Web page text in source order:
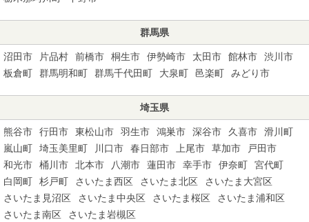
群馬県
沼田市 片品村 前橋市 桐生市 伊勢崎市 太田市 館林市
渋川市
板倉町
群馬明和町 群馬千代田町 大泉町 邑楽町 みどり市
埼玉県
熊谷市 行田市 東松山市 羽生市 鴻巣市 深谷市 久喜市
滑川町
嵐山町
埼玉美里町 川口市 春日部市 上尾市 草加市
戸田市
和光市
桶川市 北本市 八潮市 蓮田市 幸手市 伊奈町
宮代町
白岡町
杉戸町 さいたま西区 さいたま北区
さいたま大宮区
さいたま見沼区
さいたま中央区 さいたま桜区
さいたま浦和区
さいたま南区
さいたま岩槻区